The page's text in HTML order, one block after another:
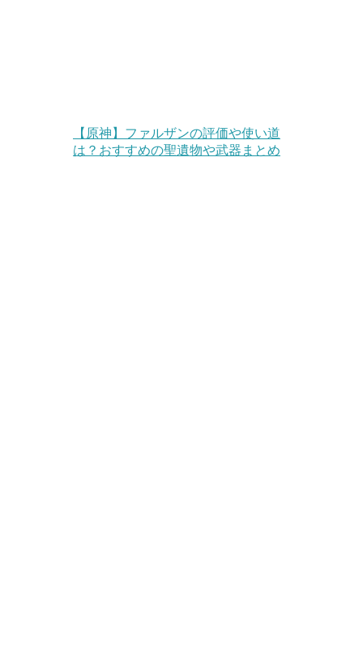
【原神】ファルザンの評価や使い道
は？おすすめの聖遺物や武器まとめ